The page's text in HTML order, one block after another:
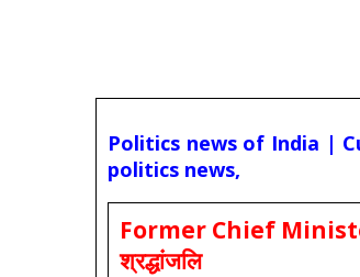
Politics news of India |
politics news,
Former Chief
श्रद्धांजलि